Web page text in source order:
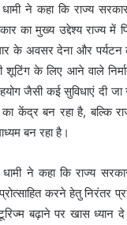
ने कहा कि राज्य
का मुख्य उद्देश्य राज्य में
के अवसर देना और
शूटिंग के लिए आने वाले
जैसी कई सुविधाएं दी
केंद्र बन रहा है, बल्कि
बन रहा है।
ने कहा कि राज्य
करने हेतु निरंतर
बढ़ाने पर खास ध्यान